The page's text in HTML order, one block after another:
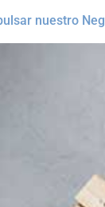
nuestro